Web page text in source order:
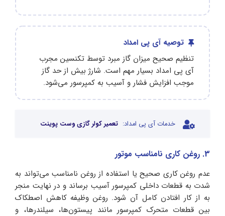
توصیه آی پی امداد
تنظیم صحیح میزان گاز مبرد توسط تکنسین مجرب
آی پی امداد بسیار مهم است. شارژ بیش از حد گاز
موجب افزایش فشار و آسیب به کمپرسور می‌شود.
خدمات آی پی امداد: تعمیر کولر گازی وست پوینت
3. روغن کاری نامناسب موتور
عدم روغن کاری صحیح یا استفاده از روغن نامناسب می‌تواند به
شدت به قطعات داخلی کمپرسور آسیب برساند و در نهایت منجر
به از کار افتادن کامل آن شود. روغن وظیفه کاهش اصطکاک
بین قطعات متحرک کمپرسور مانند پیستون‌ها، سیلندرها، و